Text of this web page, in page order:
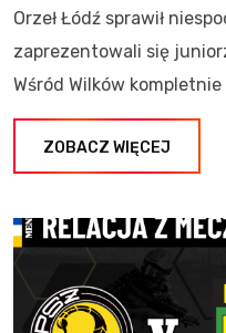
Orzeł Łódź sprawił
zaprezentowali się
Wśród Wilków kompletnie
ZOBACZ WIĘCEJ